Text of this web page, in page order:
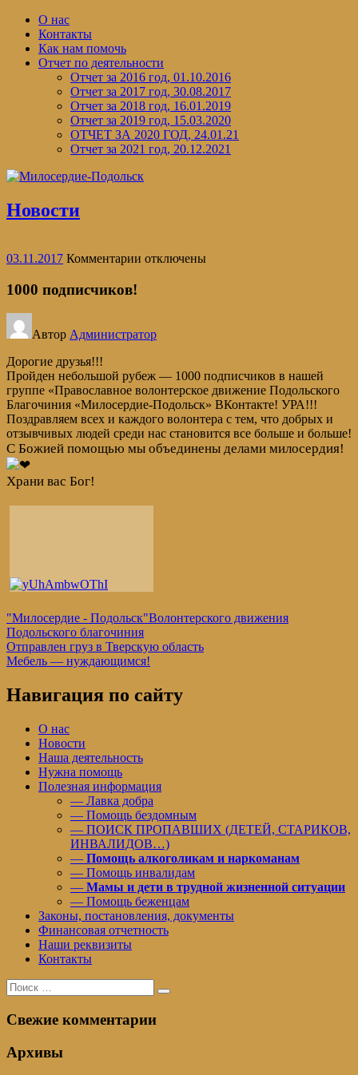
Перейти
содержимому
О нас
Контакты
Как нам помочь
Отчет по деятельности
Отчет за 2016 год, 01.10.2016
Отчет за 2017 год, 30.08.2017
Отчет за 2018 год, 16.01.2019
Отчет за 2019 год, 15.03.2020
ОТЧЕТ ЗА 2020 ГОД, 24.01.21
Отчет за 2021 год, 20.12.2021
Новости
03.11.2017 Комментарии котключены
1000 подписчиков!
Автор Администратор
Дорогие друзья!!!
Пройден небольшой рубеж — 1000 подписчиков в нашей
группе «Православное волонтерское движение Подольского
Благочиния «Милосердие-Подольск» ВКонтакте! УРА!!!
Поздравляем всех и каждого волонтера с тем, что добрых и
отзывчивых людей среди нас становится все больше и больше!
С Божией помощью мы объединены делами милосердия!
Храни вас Бог!
"Милосердие - Подольск"Волонтерского движения
Подольского благочиния
Навигация
по
записям
Предыдущая
запись:
Отправлен груз в Тверскую область
Следующая
Мебель — нуждающимся!
Навигация по сайту
О нас
Новости
Наша деятельность
Нужна помощь
Полезная информация
— Лавка добра
— Помощь бездомным
— ПОИСК ПРОПАВШИХ (ДЕТЕЙ, СТАРИКОВ,
ИНВАЛИДОВ…)
— Помощь алкоголикам и наркоманам
— Помощь инвалидам
— Мамы и дети в трудной жизненной ситуации
— Помощь беженцам
Законы, постановления, документы
Финансовая отчетность
Наши реквизиты
Контакты
Поиск
для:
Поиск
Свежие комментарии
Архивы